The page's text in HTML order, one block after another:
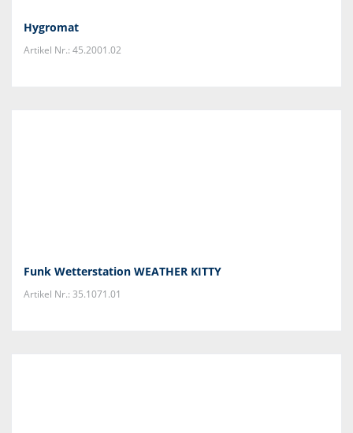
Hygromat
Artikel Nr.: 45.2001.02
Funk Wetterstation WEATHER KITTY
Artikel Nr.: 35.1071.01